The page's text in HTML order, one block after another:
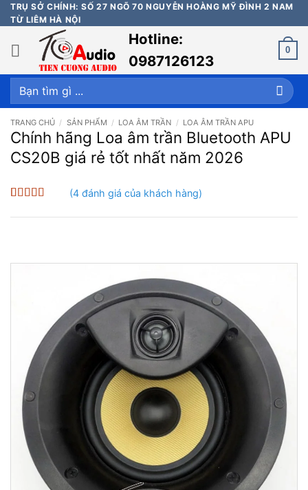
Bỏ
qua
nội
dung
TRỤ SỞ CHÍNH: SỐ 27 NGÕ 70 NGUYỄN HOÀNG MỸ ĐÌNH 2 NAM
TỪ LIÊM HÀ NỘI
Hotline:
0987126123
0
Tìm
kiếm:
TRANG CHỦ / SẢN PHẨM / LOA ÂM TRẦN / LOA ÂM TRẦN APU
Chính hãng Loa âm trần Bluetooth APU
CS20B giá rẻ tốt nhất năm 2026
trênđánh
(4đánh giá của khách hàng)